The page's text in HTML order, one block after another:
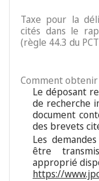
Taxe pour la
cités dans le
(règle 44.3 du
Comment obtenir
Le déposant
de recherche
document
des brevets
Les
être
approprié
https://